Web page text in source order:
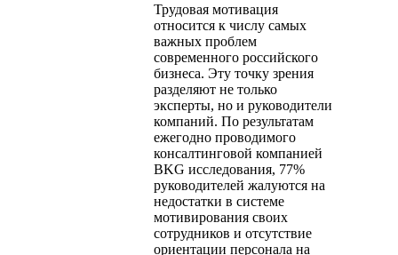
Трудовая мотивация
относится к числу самых
важных проблем
современного российского
бизнеса. Эту точку зрения
разделяют не только
эксперты, но и руководители
компаний. По результатам
ежегодно проводимого
консалтинговой компанией
BKG исследования, 77%
руководителей жалуются на
недостатки в системе
мотивирования своих
сотрудников и отсутствие
ориентации персонала на